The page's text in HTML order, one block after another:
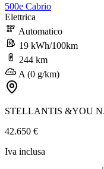
500e Cabrio
Elettrica
Automatico
19 kWh/100km
244 km
A (0 g/km)
STELLANTIS &YOU
42.650 €
Iva inclusa